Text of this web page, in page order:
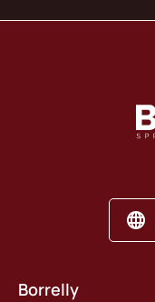
Borrelly